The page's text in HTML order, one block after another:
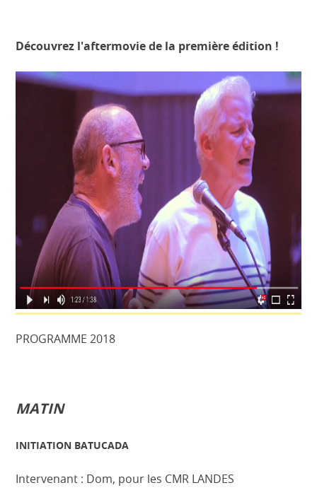
Découvrez l'aftermovie de la première édition !
PROGRAMME 2018
MATIN
INITIATION BATUCADA
Intervenant : Dom, pour les CMR LANDES